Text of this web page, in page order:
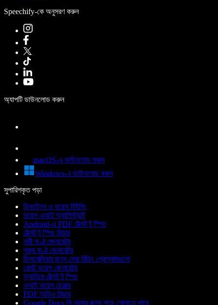
Speechify-কে অনুসরণ করুন
অ্যাপটি ডাউনলোড করুন
macOS-এ ডাউনলোড করুন
Windows-এ ডাউনলোড করুন
সুপারিশকৃত পড়া
ডিকটেশন ও ভয়েস টাইপিং
ভয়েস এআই অ্যাসিস্ট্যান্ট
Android-এ PDF টেক্সট টু স্পিচ
টেক্সট টু স্পিচ রিডার
নারী কণ্ঠ জেনারেটর
পুরুষ কণ্ঠ জেনারেটর
ডিসলেক্সিয়ার জন্য সেরা রিডিং প্রোগ্রামগুলো
রোবট ভয়েস জেনারেটর
অ্যানিমে টেক্সট টু স্পিচ
এআই ভয়েস চেঞ্জার
PDF অডিও রিডার
Google Docs কি আমার জন্য পড়ে শোনাতে পারে